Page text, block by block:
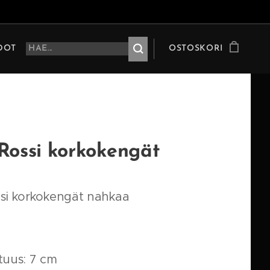
OSTOSKORI
korkokengät
korkokengät nahkaa
7 cm